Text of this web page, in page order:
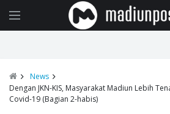
News
Dengan JKN-KIS, Masyarakat Madiun Lebih
Covid-19 (Bagian 2-habis)